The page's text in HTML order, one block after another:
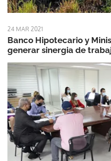
24 MAR 2021
Banco Hipotecario y
generar sinergia de